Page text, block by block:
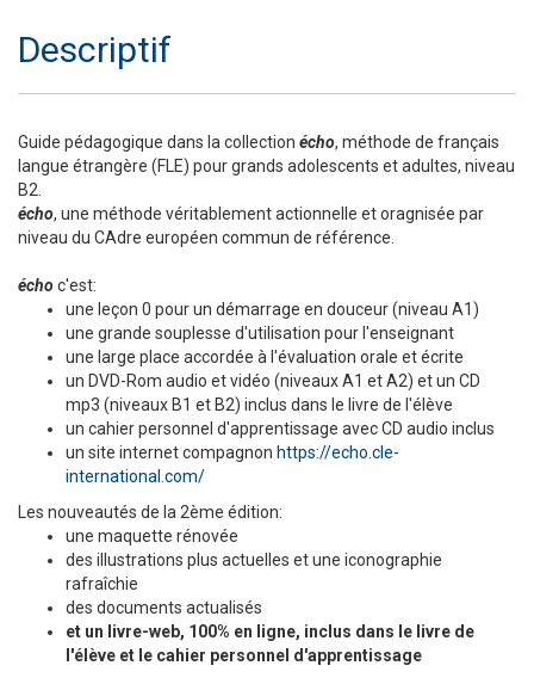
Descriptif
Guide pédagogique dans la collection écho, méthode de français
langue étrangère (FLE) pour grands adolescents et adultes, niveau
B2.
écho, une méthode véritablement actionnelle et oragnisée par
niveau du CAdre européen commun de référence.
échoc'est:
une leçon 0 pour un démarrage en douceur (niveau A1)
une grande souplesse d'utilisation pour l'enseignant
une large place accordée à l'évaluation orale et écrite
un DVD-Rom audio et vidéo (niveaux A1 et A2) et un CD
mp3 (niveaux B1 et B2) inclus dans le livre de l'élève
un cahier personnel d'apprentissage avec CD audio inclus
un site internet compagnon https://echo.cle-
international.com/
Les nouveautés de la 2ème édition:
une maquette rénovée
des illustrations plus actuelles et une iconographie
rafraîchie
des documents actualisés
et un livre-web, 100% en ligne, inclus dans le livre de
l'élève et le cahier personnel d'apprentissage